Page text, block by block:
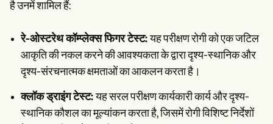
है उनमें शामिल हैं:
रे-ओस्टरेथ कॉम्प्लेक्स फिगर टेस्ट:यह परीक्षण रोगी को एक जटिल
आकृति की नकल करने की आवश्यकता के द्वारा दृश्य-स्थानिक और
दृश्य-संरचनात्मक क्षमताओं का आकलन करता है।
क्लॉक ड्राइंग टेस्ट:यह सरल परीक्षण कार्यकारी कार्य और दृश्य-
स्थानिक कौशल का मूल्यांकन करता है, जिसमें रोगी विशिष्ट निर्देशों